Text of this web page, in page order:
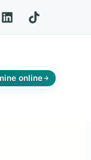
online